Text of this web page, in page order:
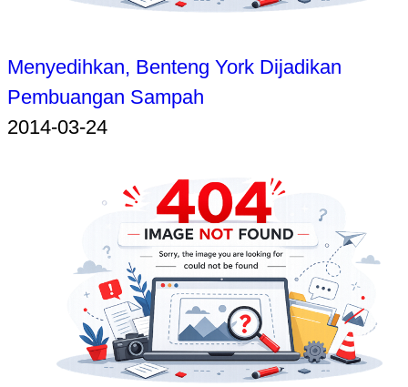
Menyedihkan, Benteng York Dijadikan
Pembuangan Sampah
2014-03-24